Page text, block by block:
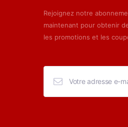
Rejoignez notre
maintenant pour obtenir
les promotions et les